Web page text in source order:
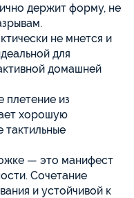
держит форму, не
не мнется и
для
домашней
плетение из
хорошую
тактильные
— это манифест
Сочетание
и устойчивой к